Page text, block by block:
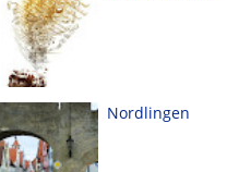
Nordlingen